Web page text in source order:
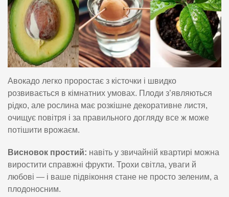
Авокадо легко проростає з кісточки і швидко
розвивається в кімнатних умовах. Плоди з’являються
рідко, але рослина має розкішне декоративне листя,
очищує повітря і за правильного догляду все ж може
потішити врожаєм.
Висновок простий: навіть у звичайній квартирі можна
виростити справжні фрукти. Трохи світла, уваги й
любові — і ваше підвіконня стане не просто зеленим, а
плодоносним.